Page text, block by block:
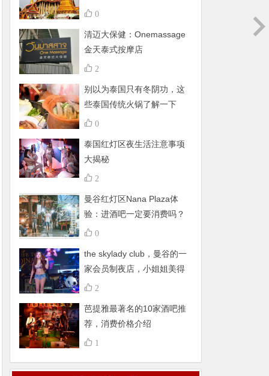
景点
0
清迈大保健：Onemassage
金天泰式按摩店
2
别以为泰国只有冬阴功，这
些泰国传统火锅了解一下
0
泰国红灯区夜生活注意事项
大揭秘
2
曼谷红灯区Nana Plaza体
验：进酒吧一定要消费吗？
有什么禁忌呢？
0
the skylady club，曼谷的一
家会员制夜店，小姐姐美得
不得了，组团更嗨
2
芭提雅最著名的10家酒吧推
荐，消费价格介绍
1